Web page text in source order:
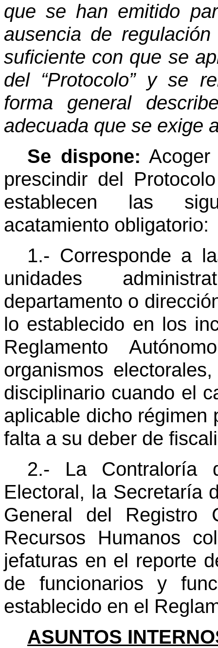
que se han emitido
ausencia de
suficiente con que se
del “Protocolo” y se
forma general
adecuada que se exige
Se dispone:
prescindir del
establecen las
acatamiento obligatorio:
1.- Corresponde a
unidades
departamento o
lo establecido en los
Reglamento
organismos
disciplinario cuando el
aplicable dicho régimen
falta a su deber de
2.- La Contraloría
Electoral, la Secretaría
General del Registro
Recursos Humanos
jefaturas en el reporte
de funcionarios y
establecido en el
ASUNTOS